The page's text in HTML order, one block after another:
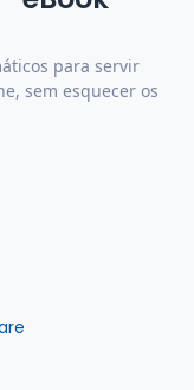
para servir
sem esquecer os